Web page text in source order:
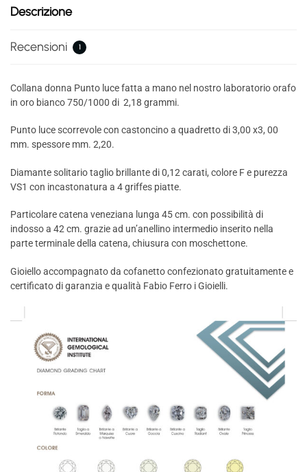
Descrizione
Recensioni 1
Collana donna Punto luce fatta a mano nel nostro laboratorio orafo
in oro bianco 750/1000 di 2,18 grammi.
Punto luce scorrevole con castoncino a quadretto di 3,00 x3, 00
mm. spessore mm. 2,20.
Diamante solitario taglio brillante di 0,12 carati, colore F e purezza
VS1 con incastonatura a 4 griffes piatte.
Particolare catena veneziana lunga 45 cm. con possibilità di
indosso a 42 cm. grazie ad un’anellino intermedio inserito nella
parte terminale della catena, chiusura con moschettone.
Gioiello accompagnato da cofanetto confezionato gratuitamente e
certificato di garanzia e qualità Fabio Ferro i Gioielli.